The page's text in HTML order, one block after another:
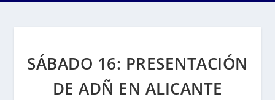
SÁBADO 16: PRESENTACIÓN
DE ADÑ EN ALICANTE